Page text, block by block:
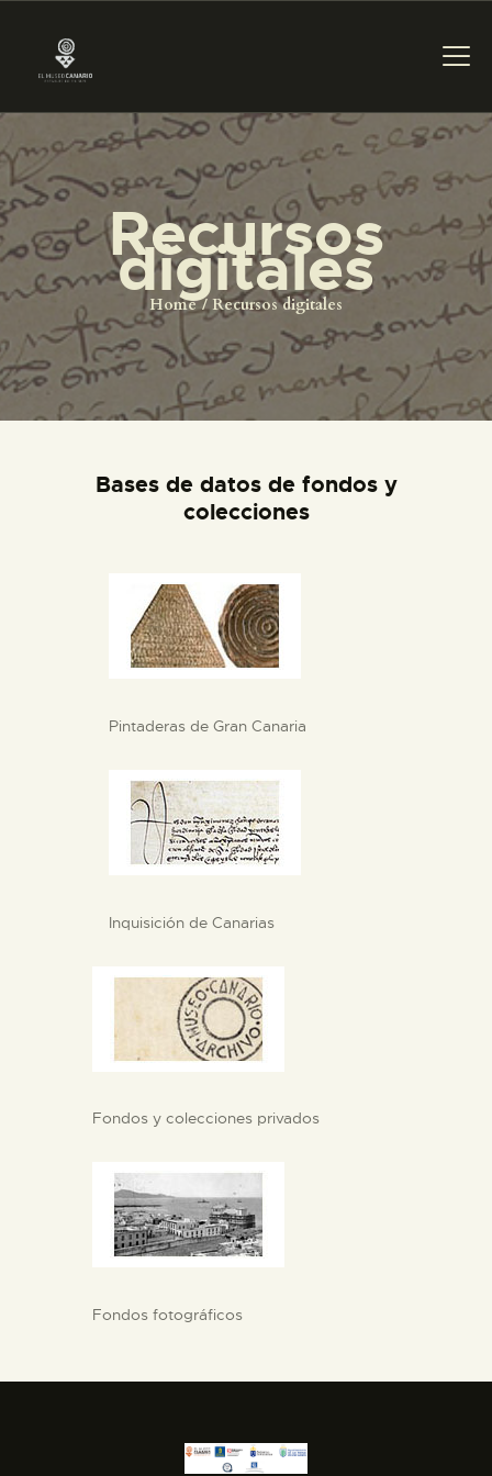
Recursos
digitales
Home Recursos digitales
PREPARAR LA VISITA
ACTIVIDADES
EL MUSEO
COLECCIONES
DIDÁCTICA
PREPARAR LA VISITA
EL MUSEO
ESPAÑOL
Bases de datos de fondos y
colecciones
Pintaderas de Gran Canaria
Inquisición de Canarias
Fondos y colecciones privados
Fondos fotográficos